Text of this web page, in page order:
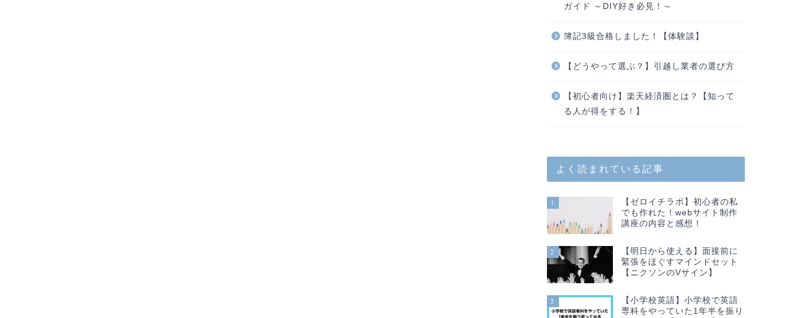
ガイド ～DIY好き必見！～
簿記3級合格しました！【体験談】
【どうやって選ぶ？】引越し業者の選び方
【初心者向け】楽天経済圏とは？【知って
る人が得をする！】
よく読まれている記事
1
【ゼロイチラボ】初心者の私
でも作れた！webサイト制作
講座の内容と感想！
2
【明日から使える】面接前に
緊張をほぐすマインドセット
【ニクソンのVサイン】
3
【小学校英語】小学校で英語
専科をやっていた1年半を振り